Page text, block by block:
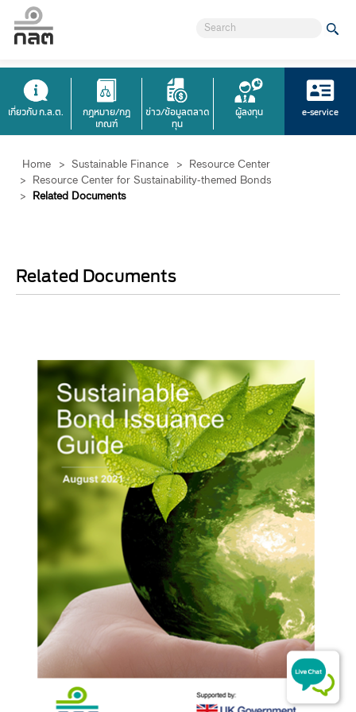
เกี่ยวกับ ก.ล.ต.
กฎหมาย/กฎ
เกณฑ์
ข่าว/ข้อมูลตลาด
ทุน
ผู้ลงทุน e-service
Home > Sustainable Finance > Resource Center
> Resource Center for Sustainability-themed Bonds
> Related Documents
Related Documents